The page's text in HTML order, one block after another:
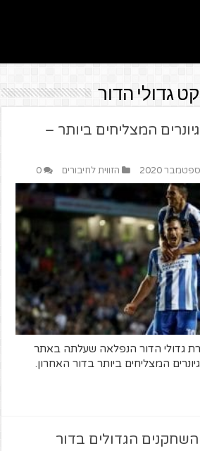
גדולי הדור
המצליחים ביותר –
הזווית לחיבורים 0
גדולי הדור הנפלאה שעלתה באתר
המצליחים ביותר בדור האחרון.
גדולי הדור – 10 השחקנים הגדולים בדור